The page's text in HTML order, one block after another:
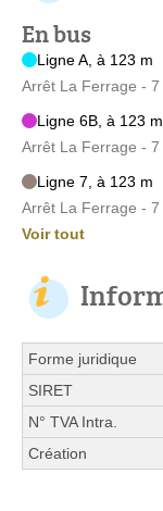
En bus
Ligne A, à 123 m
Arrêt La Ferrage -
Ligne 6B, à 123 m
Arrêt La Ferrage -
Ligne 7, à 123 m
Arrêt La Ferrage -
Voir tout
Forme juridique
SIRET
N° TVA Intra.
Création